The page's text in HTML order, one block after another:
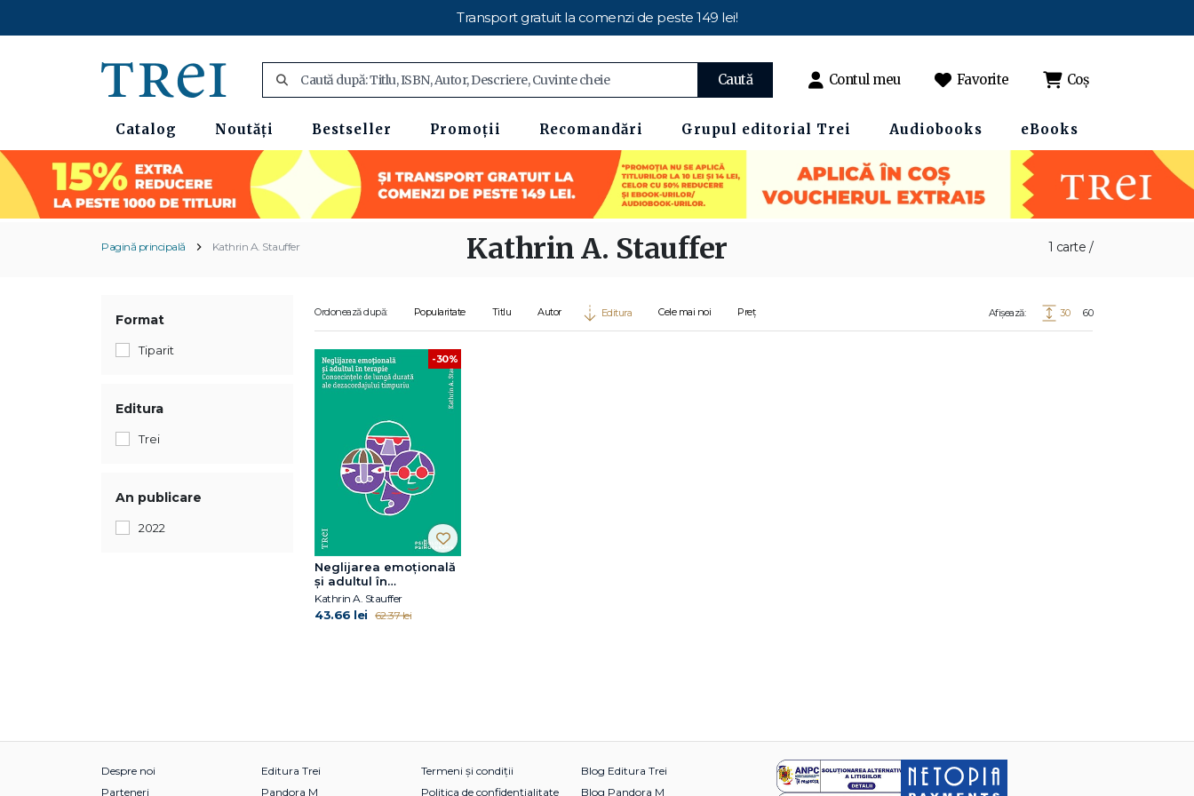
Transport gratuit la comenzi de peste 149 lei!
Caută Contul meu Favorite Coș
Catalog Noutăți Bestseller Promoții Recomandări Grupul editorial Trei Audiobooks eBooks
Pagină principală Kathrin A. Stauffer 1 carte /
Kathrin A. Stauffer
Format
Tiparit
Editura
Trei
An publicare
2022
Ordonează după: Popularitate Titlu Autor Editura Cele mai noi Preț Afișează: 30 60
-30%
Neglijarea emoțională
și adultul în
psihoterapie.
Consecințele de lungă
durată ale
Kathrin A. Stauffer
43.66 lei 62.37 lei
Despre noi
Parteneri
Editura Trei
Pandora M
Termeni și condiții
Politica de confidențialitate
Blog Editura Trei
Blog Pandora M